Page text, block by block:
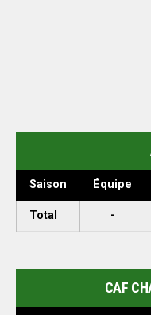
Saison Équipe
Total -
CAF